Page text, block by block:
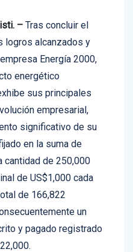
–
logros alcanzados y
Energía 2000,
energético
sus principales
empresarial,
significativo de su
en la suma de
de 250,000
de US$1,000 cada
de 166,822
un
y pagado registrado